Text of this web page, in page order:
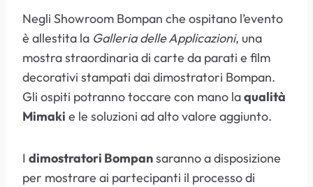
Negli Showroom Bompan che ospitano l’evento
è allestita la Galleria delle Applicazioni, una
mostra straordinaria di carte da parati e film
decorativi stampati dai dimostratori Bompan.
Gli ospiti potranno toccare con mano laqualità
Mimaki e le soluzioni ad alto valore aggiunto.
I dimostratori Bompansaranno a disposizione
per mostrare ai partecipanti il processo di